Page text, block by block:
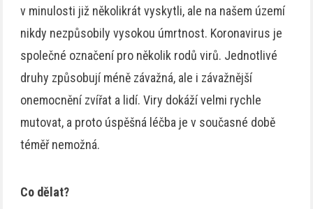
v minulosti již několikrát vyskytli, ale na našem území
nikdy nezpůsobily vysokou úmrtnost. Koronavirus je
společné označení pro několik rodů virů. Jednotlivé
druhy způsobují méně závažná, ale i závažnější
onemocnění zvířat a lidí. Viry dokáží velmi rychle
mutovat, a proto úspěšná léčba je v současné době
téměř nemožná.
Co dělat?